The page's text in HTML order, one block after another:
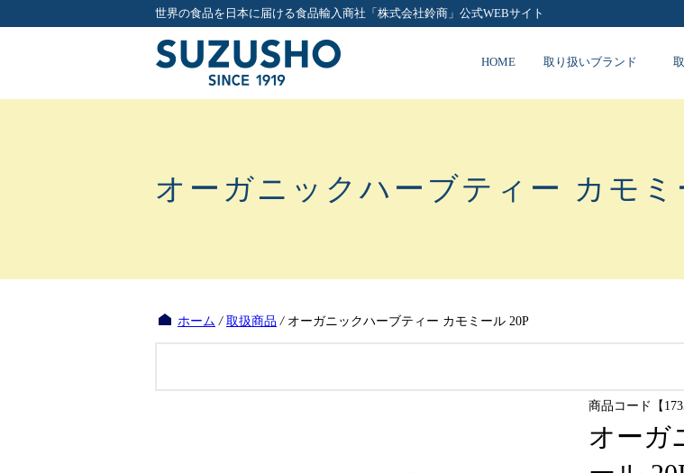
世界の食品を日本に届ける食品輸入商社「株式会社鈴商」公式WEBサイト
HOME 取り扱いブランド
オーガニックハーブティー カモミ
ホーム / 取扱商品 / オーガニックハーブティー カモミール 20P
商品コード【
オーガ